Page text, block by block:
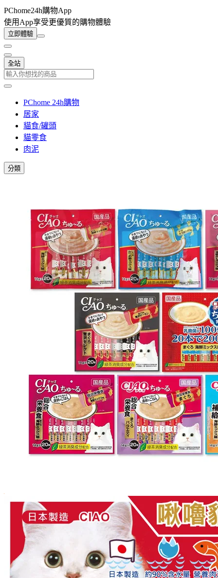
PChome24h購物App
使用App享受更優質的購物體驗
立即體驗
全站
PChome 24h購物
居家
貓食/罐頭
貓零食
肉泥
分類